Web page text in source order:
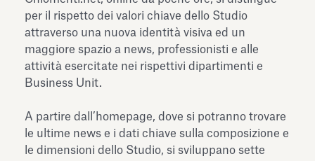
per il rispetto dei valori chiave dello Studio
attraverso una nuova identità visiva ed un
maggiore spazio a news, professionisti e alle
attività esercitate nei rispettivi dipartimenti e
Business Unit.
A partire dall’homepage, dove si potranno trovare
le ultime news e i dati chiave sulla composizione e
le dimensioni dello Studio, si sviluppano sette